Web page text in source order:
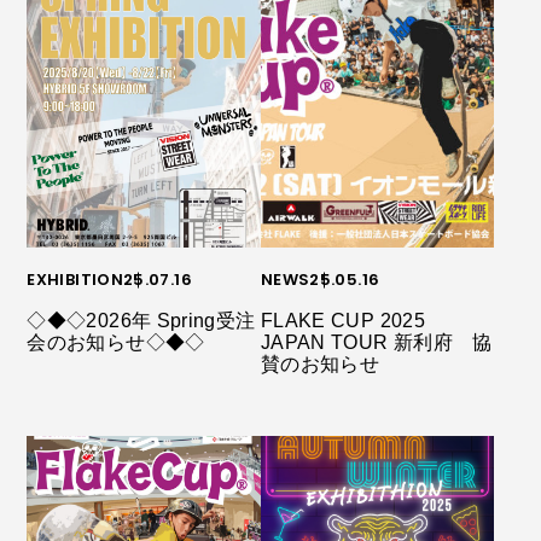
EXHIBITION25.07.16
◇◆◇2026年 Spring受注
会のお知らせ◇◆◇
NEWS25.05.16
FLAKE CUP 2025
JAPAN TOUR 新利府 協
賛のお知らせ